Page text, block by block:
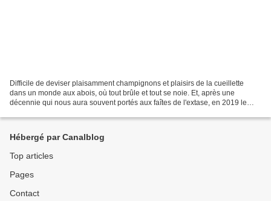
Difficile de deviser plaisamment champignons et plaisirs de la cueillette
dans un monde aux abois, où tout brûle et tout se noie. Et, après une
décennie qui nous aura souvent portés aux faîtes de l'extase, en 2019 le
Hébergé par Canalblog
Top articles
Pages
Contact